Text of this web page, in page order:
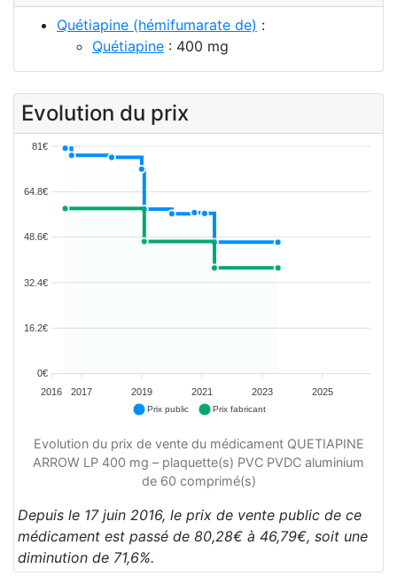
Quétiapine (hémifumarate de) :
Quétiapine : 400 mg
Evolution du prix
81€
64.8€
48.6€
32.4€
16.2€
0€
2016
2017 2019 2021 2023 2025
Prix public Prix fabricant
Evolution du prix de vente du médicament QUETIAPINE
ARROW LP 400 mg – plaquette(s) PVC PVDC aluminium
de 60 comprimé(s)
Depuis le 17 juin 2016, le prix de vente public de ce
médicament est passé de 80,28€ à 46,79€, soit une
diminution de 71,6%.